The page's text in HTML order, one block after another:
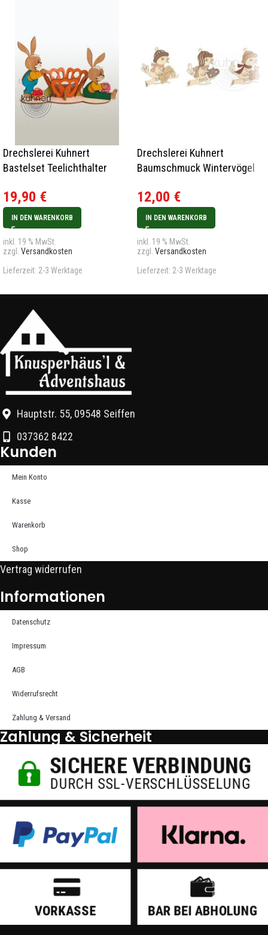
Drechslerei Kuhnert
Bastelset Teelichthalter
19,90 €
IN DEN WARENKORB
inkl. 19 % MwSt.
zzgl. Versandkosten
Lieferzeit: 2-3 Werktage
Drechslerei Kuhnert
Baumschmuck Wintervögel
12,00 €
IN DEN WARENKORB
inkl. 19 % MwSt.
zzgl. Versandkosten
Lieferzeit: 2-3 Werktage
Hauptstr. 55, 09548 Seiffen
037362 8422
Kunden
Mein Konto
Kasse
Warenkorb
Shop
Vertrag widerrufen
Informationen
Datenschutz
Impressum
AGB
Widerrufsrecht
Zahlung & Versand
Zahlung & Sicherheit